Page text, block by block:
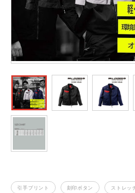
コンプレッションウェア
作業用ポロシャツ
安全保護具
レインウェア・カッパ
空調服ランキング
コンプレッションウェアランキング
作業用ポロシャツランキング
作業用手袋ランキング
おたふく手袋 マッ
住商モンブラン ボン
GUSH FORCE CUP
GDジャパン カー
DIY・日曜大工作業服
飲食店ユニフォーム
運送・倉庫作業服
清掃・ビルメンテ作業服
引手プリント 刻印ボタン ストレッ